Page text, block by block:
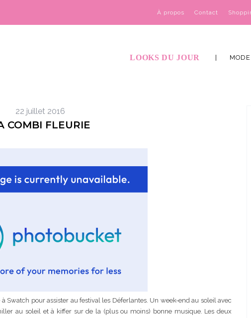
À propos Contact
LOOKS DU JOUR MODE
22 juillet 2016
COMBI FLEURIE
Swatch pour assister au festival les Déferlantes. Un week-end au soleil avec
au soleil et à kiffer sur de la (plus ou moins) bonne musique. Les deux